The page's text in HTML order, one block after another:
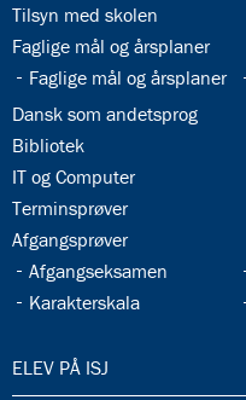
33.2:
Tilsyn med skolen
33.3:
Faglige mål og årsplaner
33.4:
Faglige mål og årsplaner
33.6:
Dansk som andetsprog
33.7:
Bibliotek
33.8:
IT og Computer
33.9:
Terminsprøver
33.10:
Afgangsprøver
33.11:
Afgangseksamen
33.13:
Karakterskala
34.0:
ELEV PÅ ISJ